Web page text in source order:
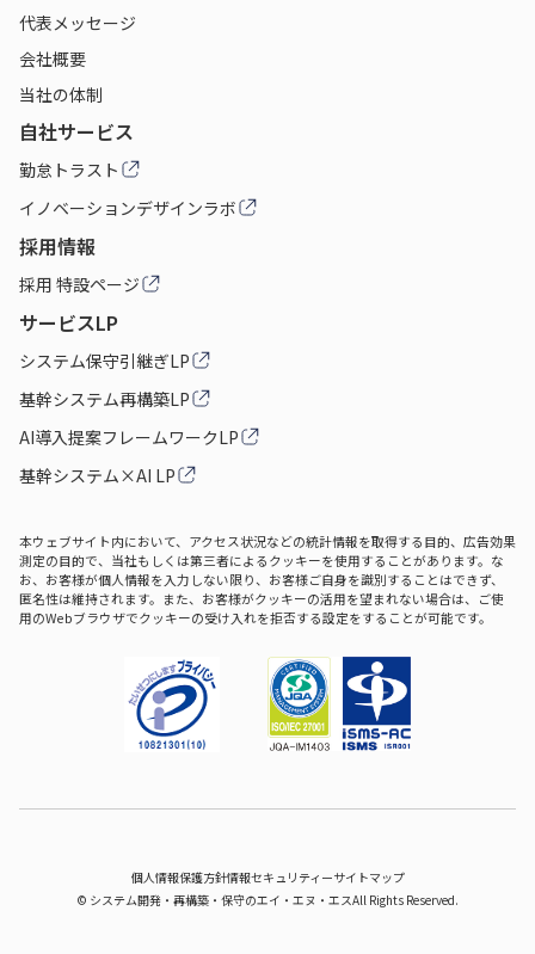
代表メッセージ
会社概要
当社の体制
自社サービス
勤怠トラスト
イノベーションデザインラボ
採用情報
採用 特設ページ
サービスLP
システム保守引継ぎLP
基幹システム再構築LP
AI導入提案フレームワークLP
基幹システム×AI LP
本ウェブサイト内において、アクセス状況などの統計情報を取得する目的、広告効果
測定の目的で、当社もしくは第三者によるクッキーを使用することがあります。な
お、お客様が個人情報を入力しない限り、お客様ご自身を識別することはできず、
匿名性は維持されます。また、お客様がクッキーの活用を望まれない場合は、ご使
用のWebブラウザでクッキーの受け入れを拒否する設定をすることが可能です。
© システム開発‧再構築‧保守のエイ‧エヌ‧エスAll Rights Reserved.
個人情報保護方針情報セキュリティーサイトマップ